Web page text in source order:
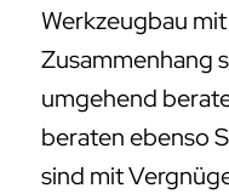
Werkzeugbau
Zusammenhang
umgehend
beraten ebenso
sind mit